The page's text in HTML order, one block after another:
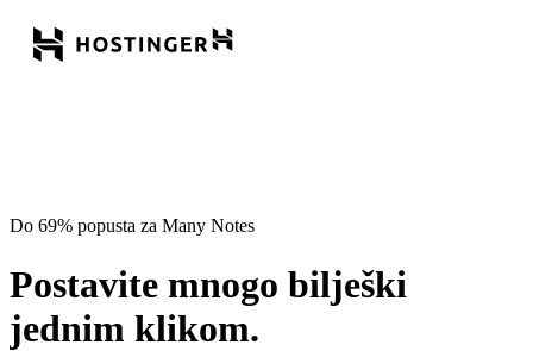
Do 69% popusta za Many Notes
Postavite mnogo bilješki
jednim klikom.